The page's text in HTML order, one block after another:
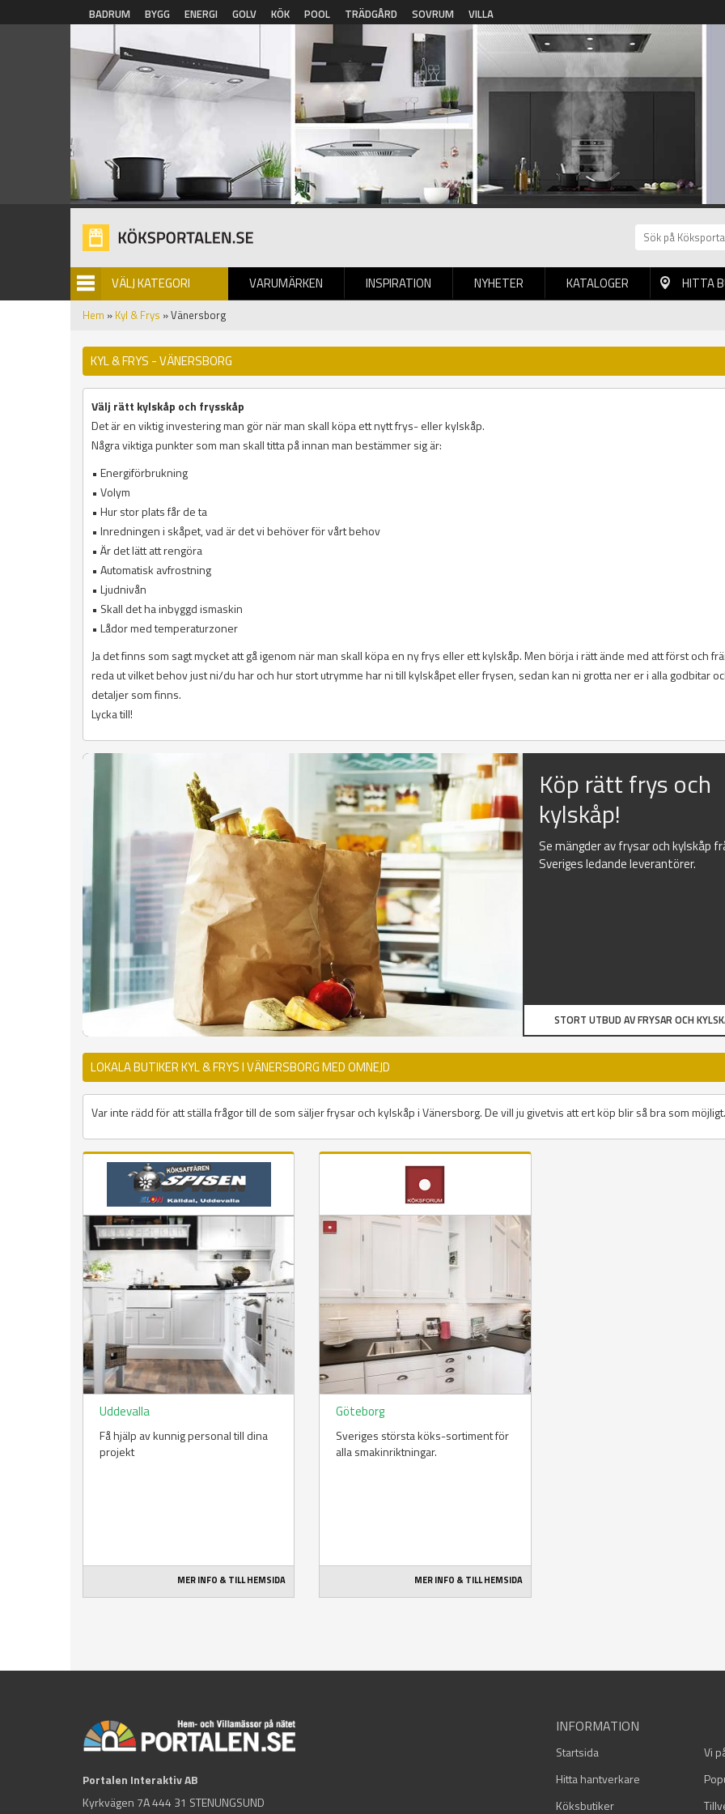
Hoppa till huvudinnehåll
BADRUM BYGG ENERGI GOLV KÖK POOL TRÄDGÅRD SOVRUM VILLA
VÄLJ KATEGORI VARUMÄRKEN INSPIRATION NYHETER
BILDGALLERI KATALOGER HITTA
Hem » Kyl & Frys » Vänersborg
KYL & FRYS - VÄNERSBORG
Välj rätt kylskåp och frysskåp
Det är en viktig investering man gör när man skall köpa ett nytt frys- eller kylskåp.
Några viktiga punkter som man skall titta på innan man bestämmer sig är:
• Energiförbrukning
• Volym
• Hur stor plats får de ta
• Inredningen i skåpet, vad är det vi behöver för vårt behov
• Är det lätt att rengöra
• Automatisk avfrostning
• Ljudnivån
• Skall det ha inbyggd ismaskin
• Lådor med temperaturzoner
Ja det finns som sagt mycket att gå igenom när man skall köpa en ny frys eller ett kylskåp. Men börja i rätt ände med att först och
reda ut vilket behov just ni/du har och hur stort utrymme har ni till kylskåpet eller frysen, sedan kan ni grotta ner er i alla godbitar
detaljer som finns.
Lycka till!
Köp rätt frys och
kylskåp!
Se mängder av frysar och kylskåp
Sveriges ledande leverantörer.
STORT UTBUD AV FRYSAR OCH
LOKALA BUTIKER KYL & FRYS I VÄNERSBORG MED OMNEJD
Var inte rädd för att ställa frågor till de som säljer frysar och kylskåp i Vänersborg. De vill ju givetvis att ert köp blir så bra som möjligt.
Uddevalla
Få hjälp av kunnig personal till dina
projekt
MER INFO & TILL HEMSIDA
Göteborg
Sveriges största köks-sortiment för
alla smakinriktningar.
MER INFO & TILL HEMSIDA
Portalen Interaktiv AB
Kyrkvägen 7A 444 31 STENUNGSUND
INFORMATION
Startsida
Vi
Hitta hantverkare
Köksbutiker